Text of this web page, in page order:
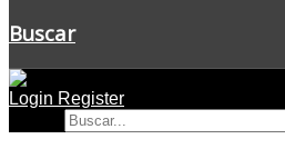
Buscar
Login Register